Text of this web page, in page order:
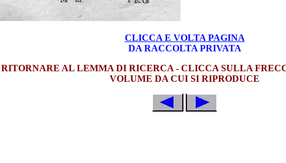
CLICCA E VOLTA PAGINA
DA RACCOLTA PRIVATA
AL LEMMA DI RICERCA - CLICCA SULLA
VOLUME DA CUI SI RIPRODUCE